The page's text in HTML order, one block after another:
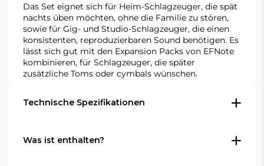
Das Set eignet sich für Heim-Schlagzeuger, die spät
nachts üben möchten, ohne die Familie zu stören,
sowie für Gig- und Studio-Schlagzeuger, die einen
konsistenten, reproduzierbaren Sound benötigen. Es
lässt sich gut mit den Expansion Packs von EFNote
kombinieren, für Schlagzeuger, die später
zusätzliche Toms oder cymbals wünschen.
Technische Spezifikationen
Was ist enthalten?